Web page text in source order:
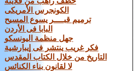
الكونجرس الأمريكى
ترميم قبــــر يسوع المسيح
البابا فى الأردن
جهل منظمة اليونسكو
فكر غريب ينتشر فى إيبارشية
التاريخ من خلال الكتاب المقدس
لا لقانون بناء الكنائس